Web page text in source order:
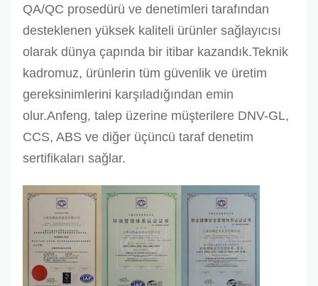
45.3 36.2 181.1
42 55.5 44.4 222 88.8
QA/QC prosedürü ve denetimleri tarafından
desteklenen yüksek kaliteli ürünler sağlayıcısı
olarak dünya çapında bir itibar kazandık.Teknik
kadromuz, ürünlerin tüm güvenlik ve üretim
gereksinimlerini karşıladığından emin
olur.Anfeng, talep üzerine müşterilere DNV-GL,
CCS, ABS ve diğer üçüncü taraf denetim
sertifikaları sağlar.